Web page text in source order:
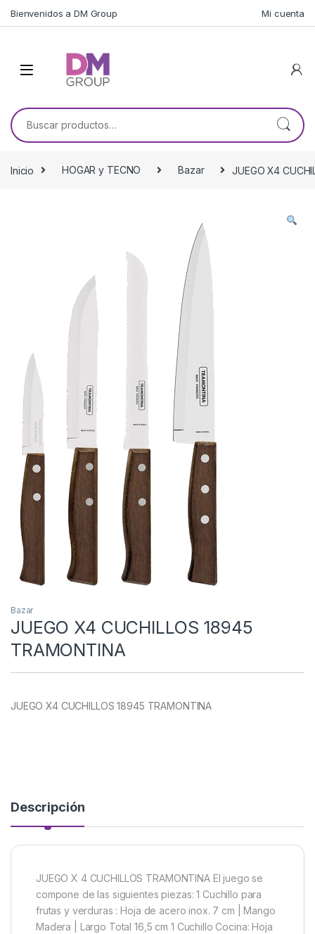
Bienvenidos a DM Group Mi cuenta
Buscar por:
Inicio HOGAR y TECNO Bazar JUEGO X4
Bazar
JUEGO X4 CUCHILLOS 18945
TRAMONTINA
JUEGO X4 CUCHILLOS 18945 TRAMONTINA
Descripción
JUEGO X 4 CUCHILLOS TRAMONTINA El juego se
compone de las siguientes piezas: 1 Cuchillo para
frutas y verduras : Hoja de acero inox. 7 cm | Mango
Madera | Largo Total 16,5 cm 1 Cuchillo Cocina: Hoja